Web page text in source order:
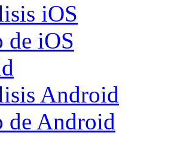
iOS
de iOS
Android
de Android